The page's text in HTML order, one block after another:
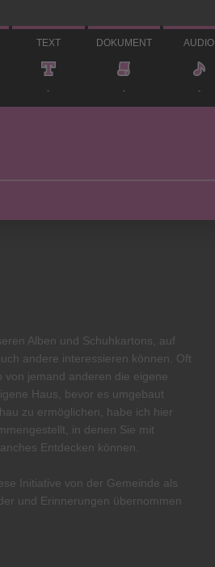
TEXT
-
DOKUMENT
-
AUDIO
-
Alben und Schuhkartons, auf
andere interessieren können. Oft
jemand anderen die eigene
Haus, bevor es umgebaut
zu ermöglichen, habe ich hier
in denen Sie mit
Entdecken können.
Initiative von der Gemeinde als
und Erinnerungen übernommen